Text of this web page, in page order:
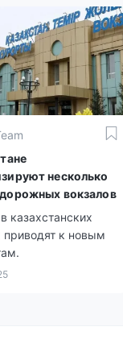
положительные
90 отправлены
44 всё ещё
часть
или отозвана.
несколько
вокзалов
казахстанских
приводят к новым